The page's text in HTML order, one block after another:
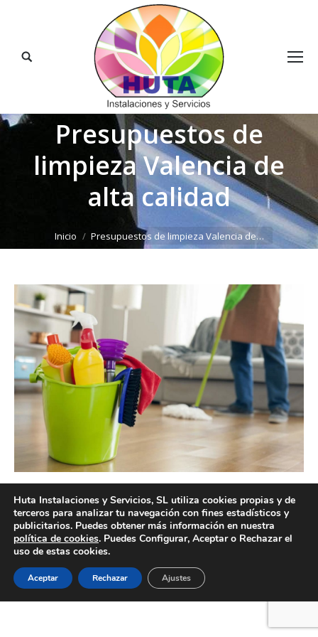
Buscar:
Presupuestos de
limpieza Valencia de
alta calidad
Inicio Presupuestos de limpieza Valencia de…
Presupuestos de limpieza Valencia de alta calidad
Creado por Tandem Marketing Digital
Información legal
Huta Instalaciones y Servicios, SL utiliza cookies propias y de
terceros para analizar tu navegación con fines estadísticos y
publicitarios. Puedes obtener más información en nuestra
política de cookies. Puedes Configurar, Aceptar o Rechazar el
uso de estas cookies.
Aceptar Rechazar Ajustes